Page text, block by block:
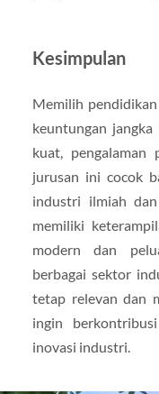
Kesimpulan
Memilih
keuntungan
kuat, pengalaman
jurusan ini cocok
industri ilmiah
memiliki
modern dan
berbagai sektor
tetap relevan dan
ingin
inovasi industri.